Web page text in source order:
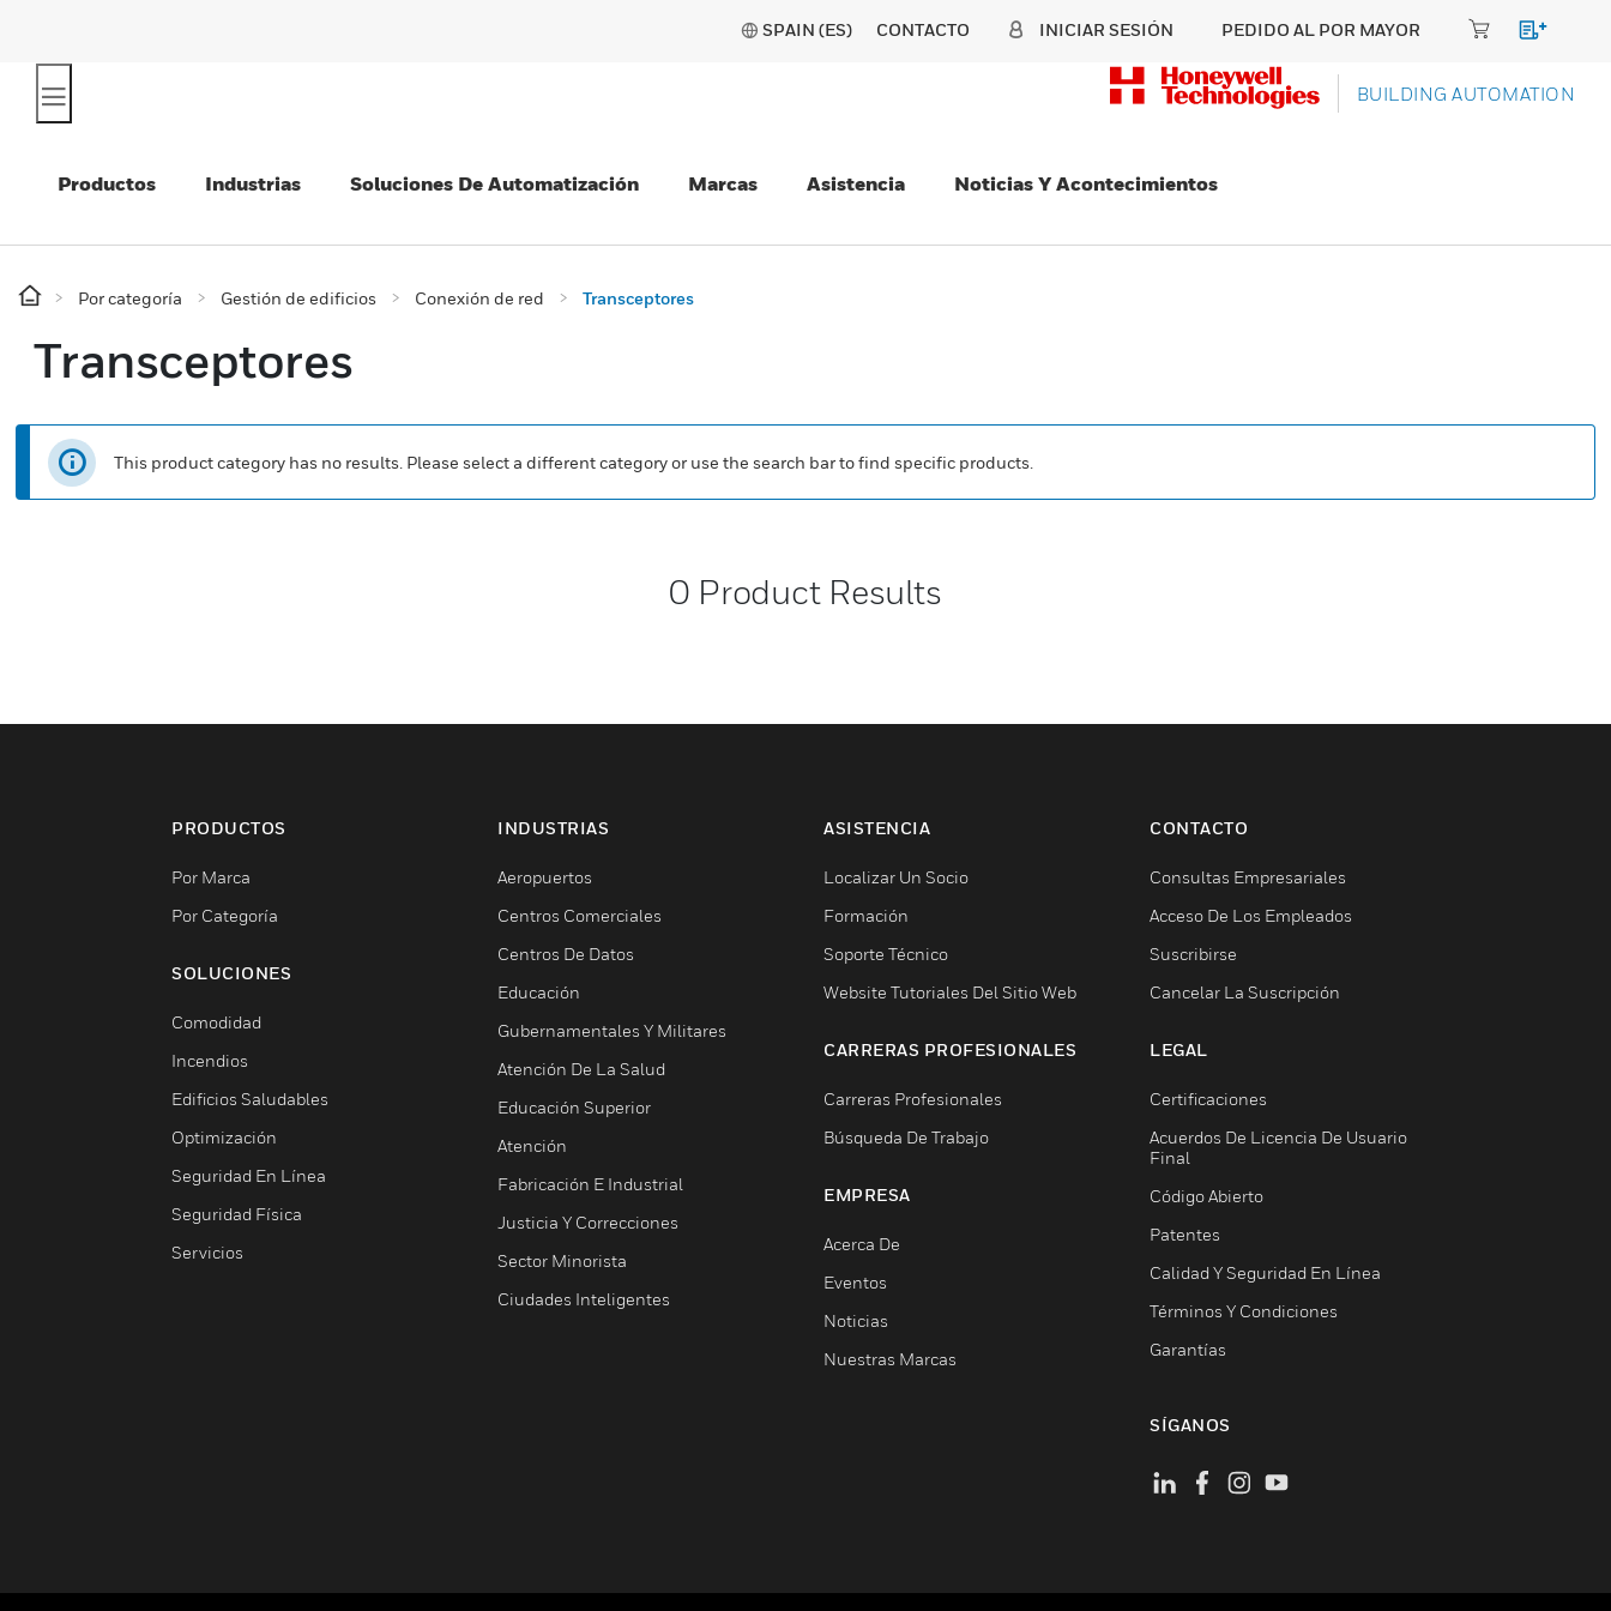
SPAIN (ES) CONTACTO INICIAR SESIÓN PEDIDO AL POR MAYOR
BUILDING AUTOMATION
Productos Industrias Soluciones De Automatización Marcas Asistencia Noticias Y Acontecimientos
Por categoría Gestión de edificios Conexión de red Transceptores
Transceptores
This product category has no results. Please select a different category or use the search bar to find specific products.
0 Product Results
PRODUCTOS
Por Marca
Por Categoría
SOLUCIONES
Comodidad
Incendios
Edificios Saludables
Optimización
Seguridad En Línea
Seguridad Física
Servicios
INDUSTRIAS
Aeropuertos
Centros Comerciales
Centros De Datos
Educación
Gubernamentales Y Militares
Atención De La Salud
Educación Superior
Atención
Fabricación E Industrial
Justicia Y Correcciones
Sector Minorista
Ciudades Inteligentes
ASISTENCIA
Localizar Un Socio
Formación
Soporte Técnico
Website Tutoriales Del Sitio Web
CARRERAS PROFESIONALES
Carreras Profesionales
Búsqueda De Trabajo
EMPRESA
Acerca De
Eventos
Noticias
Nuestras Marcas
CONTACTO
Consultas Empresariales
Acceso De Los Empleados
Suscribirse
Cancelar La Suscripción
LEGAL
Certificaciones
Acuerdos De Licencia De Usuario
Final
Código Abierto
Patentes
Calidad Y Seguridad En Línea
Términos Y Condiciones
Garantías
SÍGANOS